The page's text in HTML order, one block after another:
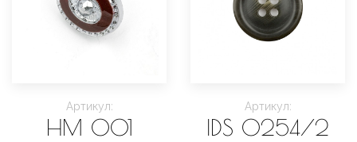
Артикул:
HM 001
Артикул:
IDS 0254/2